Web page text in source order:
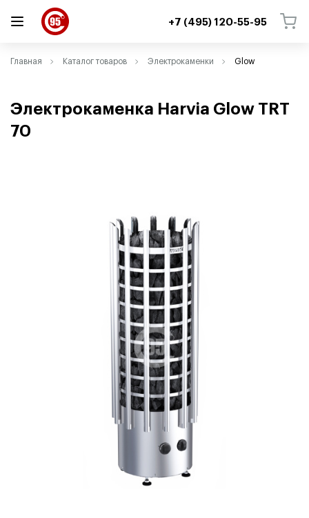
+7 (495) 120-55-95
Главная Каталог товаров Электрокаменки Glow
Электрокаменка Harvia Glow TRT
70
ВЕРНУТЬСЯ
ВЕРНУТЬСЯ